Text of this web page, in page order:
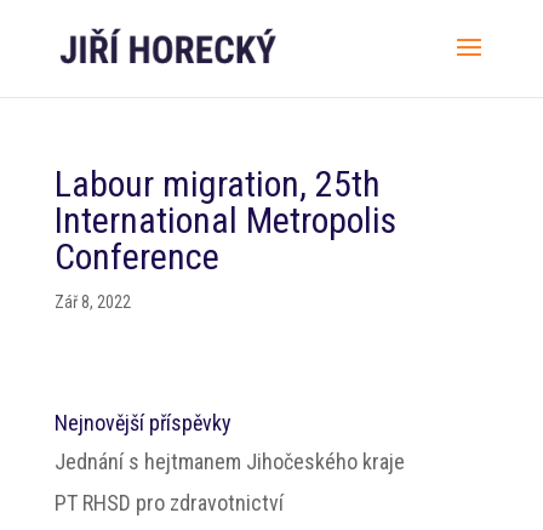
Labour migration, 25th
International Metropolis
Conference
Zář 8, 2022
Nejnovější příspěvky
Jednání s hejtmanem Jihočeského kraje
PT RHSD pro zdravotnictví